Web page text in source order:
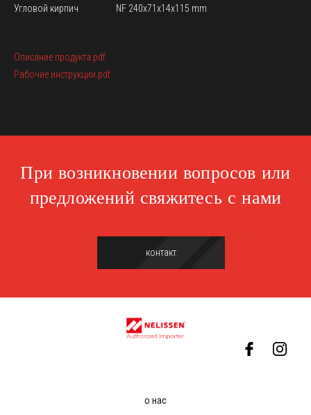
Угловой кирпич
NF 240x71x14x115 mm
Описание продукта.pdf
Рабочие инструкции.pdf
При возникновении вопросов или
предложений свяжитесь с нами
контакт
о нас